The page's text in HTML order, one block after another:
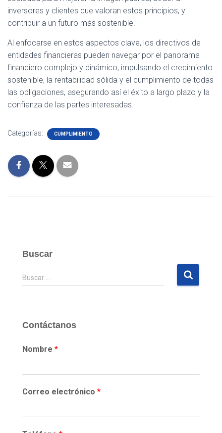
inversores y clientes que valoran estos principios, y
contribuir a un futuro más sostenible.
Al enfocarse en estos aspectos clave, los directivos de
entidades financieras pueden navegar por el panorama
financiero complejo y dinámico, impulsando el crecimiento
sostenible, la rentabilidad sólida y el cumplimiento de todas
las obligaciones, asegurando así el éxito a largo plazo y la
confianza de las partes interesadas.
Categorías: CUMPLIMIENTO
Buscar
B
u
r
Buscar …
Contáctanos
Nombre *
Correo electrónico *